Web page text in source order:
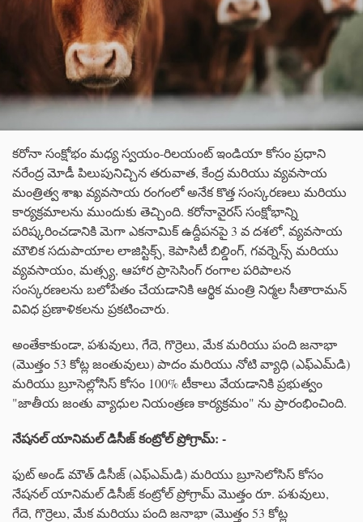
కరోనా సంక్షోభం మధ్య స్వయం-రిలయంట్ ఇండియా కోసం ప్రధాని
నరేంద్ర మోడీ పిలుపునిచ్చిన తరువాత, కేంద్ర మరియు వ్యవసాయ
మంత్రిత్వ శాఖ వ్యవసాయ రంగంలో అనేక కొత్త సంస్కరణలు మరియు
కార్యక్రమాలను ముందుకు తెచ్చింది. కరోనావైరస్ సంక్షోభాన్ని
పరిష్కరించడానికి మెగా ఎకనామిక్ ఉద్దీపనపై 3 వ దశలో, వ్యవసాయ
మౌలిక సదుపాయాల లాజిస్టిక్స్, కెపాసిటీ బిల్డింగ్, గవర్నెన్స్ మరియు
వ్యవసాయం, మత్స్య, ఆహార ప్రాసెసింగ్ రంగాల పరిపాలన
సంస్కరణలను బలోపేతం చేయడానికి ఆర్థిక మంత్రి నిర్మల సీతారామన్
వివిధ ప్రణాళికలను ప్రకటించారు.
అంతేకాకుండా, పశువులు, గేదె, గొర్రెలు, మేక మరియు పంది జనాభా
(మొత్తం 53 కోట్ల జంతువులు) పాదం మరియు నోటి వ్యాధి (ఎఫ్‌ఎమ్‌డి)
మరియు బ్రూసెల్లోసిస్ కోసం 100% టీకాలు వేయడానికి ప్రభుత్వం
"జాతీయ జంతు వ్యాధుల నియంత్రణ కార్యక్రమం" ను ప్రారంభించింది.
నేషనల్యానిమల్డిసీజ్కంట్రోల్ప్రోగ్రామ్: -
ఫుట్ అండ్ మౌత్ డిసీజ్ (ఎఫ్‌ఎమ్‌డి) మరియు బ్రూసెలోసిస్ కోసం
నేషనల్ యానిమల్ డిసీజ్ కంట్రోల్ ప్రోగ్రామ్ మొత్తం రూ. పశువులు,
గేదె, గొర్రెలు, మేక మరియు పంది జనాభా (మొత్తం 53 కోట్ల